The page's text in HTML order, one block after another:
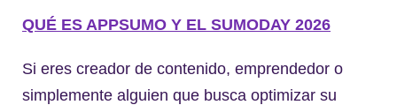
QUÉ ES APPSUMO Y EL SUMODAY 2026
Si eres creador de contenido, emprendedor o
simplemente alguien que busca optimizar su